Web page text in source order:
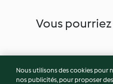
Vous pourriez
Nous utilisons des cookies
nos publicités, pour proposer